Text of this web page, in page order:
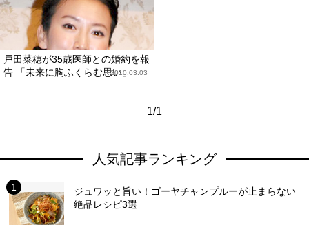
戸田菜穂が35歳医師との婚約を報
告 「未来に胸ふくらむ思い」
2010.03.03
1/1
人気記事ランキング
ジュワッと旨い！ゴーヤチャンプルーが止まらない
絶品レシピ3選